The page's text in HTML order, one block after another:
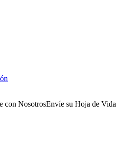
con NosotrosEnvíe su Hoja de Vida